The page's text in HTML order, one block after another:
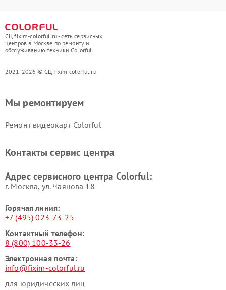
СЦ fixim-colorful.ru - сеть сервисных
центров в Москве по ремонту и
обслуживанию техники Colorful
2021-2026 © СЦ fixim-colorful.ru
Мы ремонтируем
Ремонт видеокарт Colorful
Контакты сервис центра
Адрес сервисного центра Colorful:
г. Москва, ул. Чаянова 18
Горячая линия:
+7 (495) 023-73-25
Контактный телефон:
8 (800) 100-33-26
Электронная почта:
info@fixim-colorful.ru
для юридических лиц